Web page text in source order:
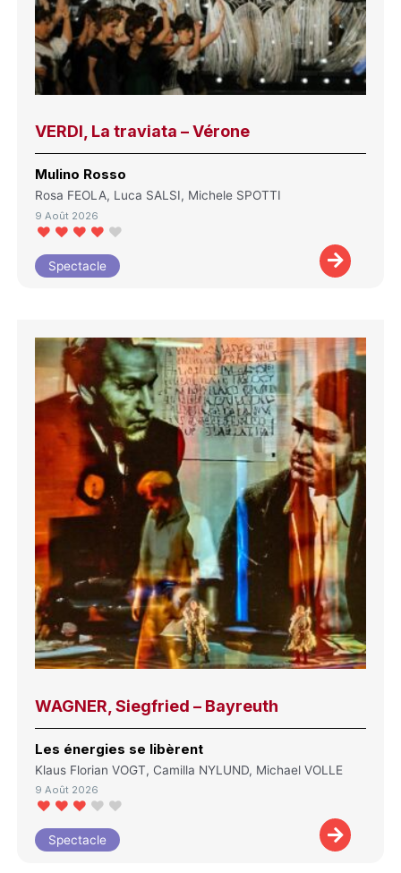
VERDI, La traviata – Vérone
Mulino Rosso
Rosa FEOLA, Luca SALSI, Michele SPOTTI
9 Août 2026
Spectacle
WAGNER, Siegfried – Bayreuth
Les énergies se libèrent
Klaus Florian VOGT, Camilla NYLUND, Michael VOLLE
9 Août 2026
Spectacle